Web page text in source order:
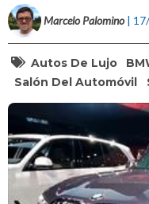
Marcelo Palomino |
Autos De Lujo
Salón Del Automóvil